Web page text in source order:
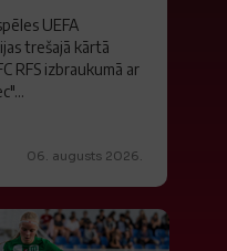
UEFA
trešajā kārtā
RFS izbraukumā ar
06. augusts 2026.